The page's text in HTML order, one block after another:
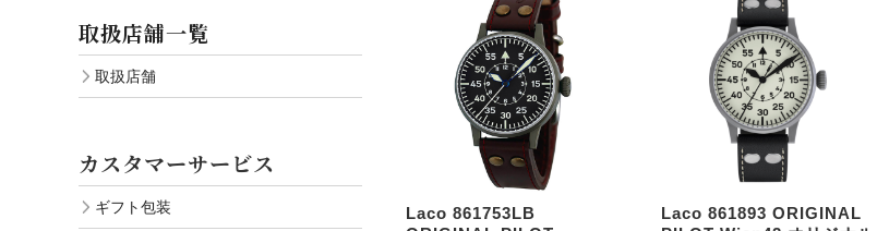
Laco 861753LB
Laco 861893 ORIGINAL
取扱店舗一覧
取扱店舗
カスタマーサービス
ギフト包装